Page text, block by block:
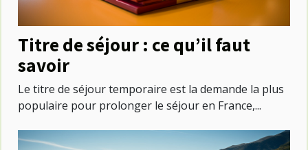
Titre de séjour : ce qu’il faut
savoir
Le titre de séjour temporaire est la demande la plus
populaire pour prolonger le séjour en France,...